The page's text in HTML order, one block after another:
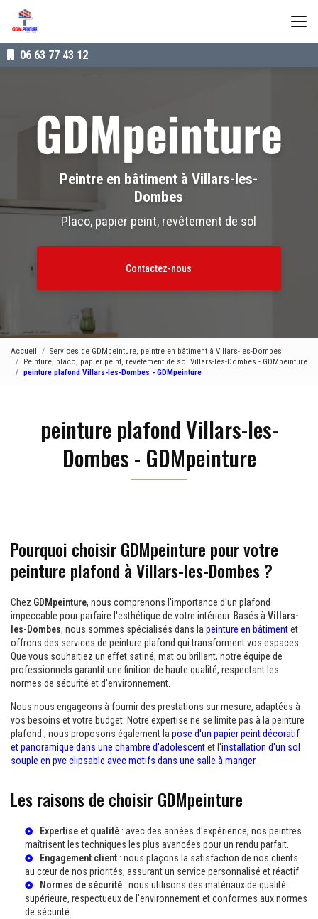
contenu
principal
06 63 77 43 12
Peintre en bâtiment à Villars-les-
Dombes
Placo, papier peint, revêtement de sol
Contactez-nous
Accueil
Services de GDMpeinture, peintre en bâtiment à Villars-les-Dombes
Peinture, placo, papier peint, revêtement de sol Villars-les-Dombes - GDMpeinture
peinture plafond Villars-les-Dombes - GDMpeinture
peinture plafond Villars-les-
Dombes - GDMpeinture
Pourquoi choisir GDMpeinture pour votre
peinture plafond à Villars-les-Dombes ?
Chez GDMpeinture, nous comprenons l'importance d'un plafond
impeccable pour parfaire l'esthétique de votre intérieur. Basés àVillars-
les-Dombes, nous sommes spécialisés dans lapeinture en bâtimentet
offrons des services de peinture plafond qui transforment vos espaces.
Que vous souhaitiez un effet satiné, mat ou brillant, notre équipe de
professionnels garantit une finition de haute qualité, respectant les
normes de sécurité et d'environnement.
Nous nous engageons à fournir des prestations sur mesure, adaptées à
vos besoins et votre budget. Notre expertise ne se limite pas à la peinture
plafond ; nous proposons également lapose d'un papier peint décoratif
et panoramique dans une chambre d'adolescentet l'installation d'un sol
souple en pvc clipsable avec motifs dans une salle à manger.
Les raisons de choisir GDMpeinture
Expertise et qualité : avec des années d'expérience, nos peintres
maîtrisent les techniques les plus avancées pour un rendu parfait.
Engagement client : nous plaçons la satisfaction de nos clients
au cœur de nos priorités, assurant un service personnalisé et réactif.
Normes de sécurité : nous utilisons des matériaux de qualité
supérieure, respectueux de l'environnement et conformes aux normes
de sécurité.